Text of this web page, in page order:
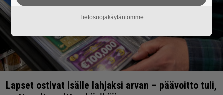
Lapset ostivat isälle lahjaksi arvan – päävoitto tuli,
Tietosuojakäytäntömme